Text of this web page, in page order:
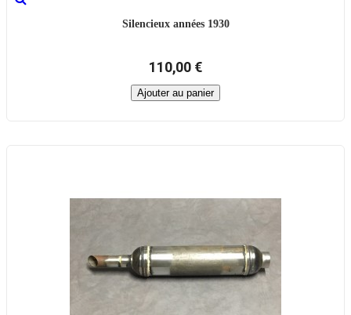
Silencieux années 1930
110,00 €
Ajouter au panier